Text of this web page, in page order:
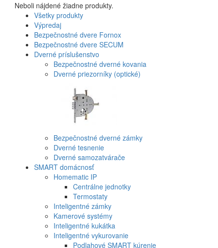
Neboli nájdené žiadne produkty.
Všetky produkty
Výpredaj
Bezpečnostné dvere Fornox
Bezpečnostné dvere SECUM
Dverné príslušenstvo
Bezpečnostné dverné kovania
Dverné priezorníky (optické)
Bezpečnostné dverné zámky
Dverné tesnenie
Dverné samozatvárače
SMART domácnosť
Homematic IP
Centrálne jednotky
Termostaty
Inteligentné zámky
Kamerové systémy
Inteligentné kukátka
Inteligentné vykurovanie
Podlahové SMART kúrenie